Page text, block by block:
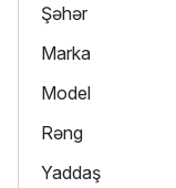
Şəhər
Marka
Model
Rəng
Yaddaş